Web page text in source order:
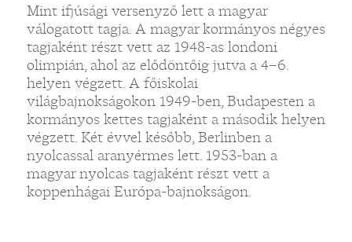
Mint ifjúsági versenyző lett a magyar
válogatott tagja. A magyar kormányos négyes
tagjaként részt vett az 1948-as londoni
olimpián, ahol az elődöntőig jutva a 4–6.
helyen végzett. A főiskolai
világbajnokságokon 1949-ben, Budapesten a
kormányos kettes tagjaként a második helyen
végzett. Két évvel később, Berlinben a
nyolcassal aranyérmes lett. 1953-ban a
magyar nyolcas tagjaként részt vett a
koppenhágai Európa-bajnokságon.